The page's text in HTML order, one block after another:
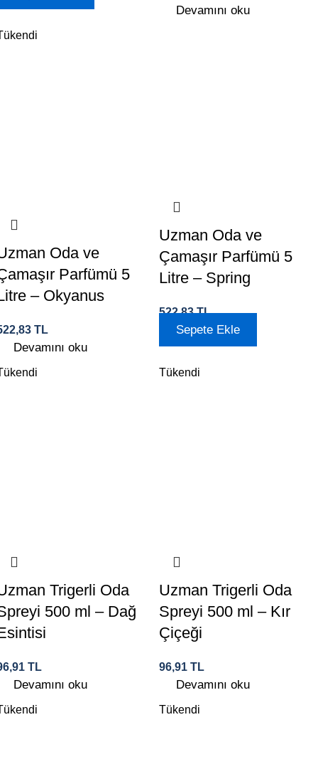
Devamını oku
Oda ve
Parfümü 5
– Okyanus
TL
Devamını oku
Uzman Oda ve
Çamaşır Parfümü 5
Litre – Spring
522,83TL
Sepete Ekle
Trigerli Oda
500 ml – Dağ
TL
Devamını oku
Tükendi
Uzman Trigerli Oda
Spreyi 500 ml – Kır
Çiçeği
96,91 TL
Devamını oku
Tükendi